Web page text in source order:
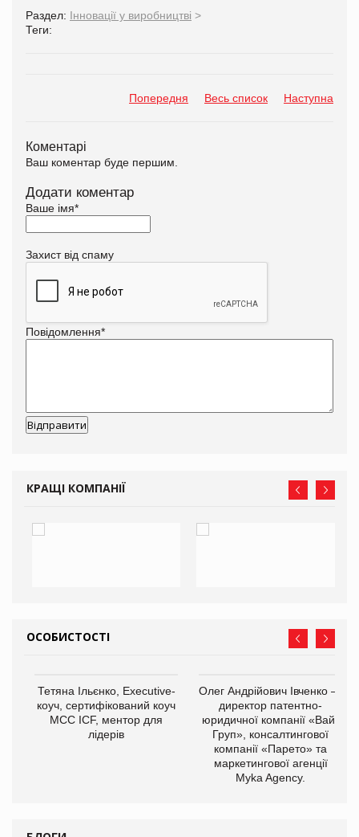
Раздел: Інновації у виробництві >
Теги:
Попередня Весь список Наступна
Коментарі
Ваш коментар буде першим.
Додати коментар
Ваше імя*
Захист від спаму
Повідомлення*
КРАЩІ КОМПАНІЇ
ОСОБИСТОСТІ
Тетяна Ільєнко, Executive-
коуч, сертифікований коуч
МСС ICF, ментор для
лідерів
Олег Андрійович Івченко —
директор патентно-
юридичної компанії «Вайз
Груп», консалтингової
компанії «Парето» та
маркетингової агенції
Myka Agency.